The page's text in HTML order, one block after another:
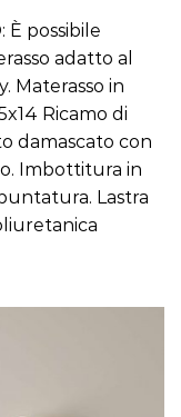
È possibile
adatto al
Materasso in
Ricamo di
damascato con
Imbottitura in
Lastra